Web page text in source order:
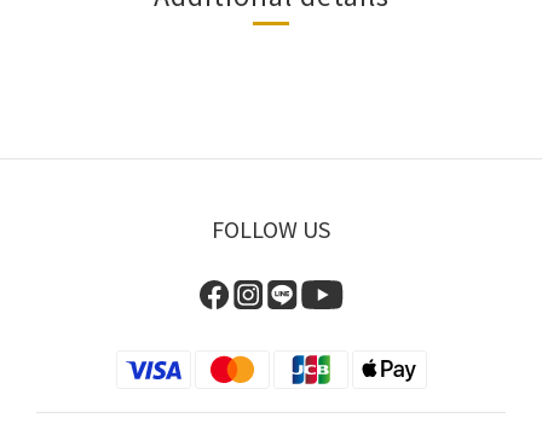
FOLLOW US